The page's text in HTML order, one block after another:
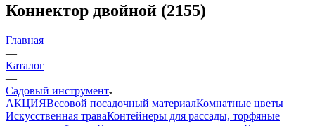
Коннектор двойной (2155)
Главная
—
Каталог
—
Садовый инструмент
АКЦИЯВесовой посадочный материалКомнатные цветы
Искусственная траваКонтейнеры для рассады, торфяные